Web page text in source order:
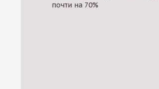
почти на 70%